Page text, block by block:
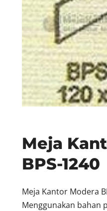
Meja
BPS-1240
Meja Kantor Modera
Menggunakan bahan